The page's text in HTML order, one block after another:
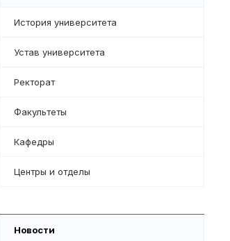
История университета
Устав университета
Ректорат
Факультеты
Кафедры
Центры и отделы
Новости